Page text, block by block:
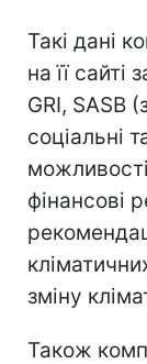
Такі дані
на її
GRI, SASB
соціальні
фінансові
зміну
Також